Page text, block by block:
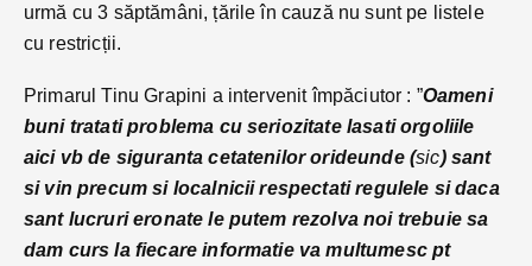
urmă cu 3 săptămâni, țările în cauză nu sunt pe listele
cu restricții.
Primarul Tinu Grapini a intervenit împăciutor : ”Oameni
buni tratati problema cu seriozitate lasati orgoliile
aici vb de siguranta cetatenilor orideunde (sic) sant
si vin precum si localnicii respectati regulele si daca
sant lucruri eronate le putem rezolva noi trebuie sa
dam curs la fiecare informatie va multumesc pt